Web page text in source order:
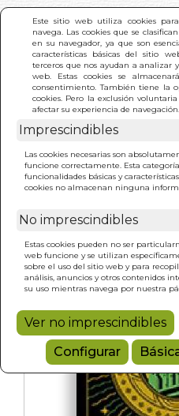
Este sitio web utiliza cookies
navega. Las cookies que se
en su navegador, ya que son
características básicas del sitio
terceros que nos ayudan a analizar
web. Estas cookies se
consentimiento. También tiene la
cookies. Pero la exclusión
afectar su experiencia de navegación.
Imprescindibles
Las cookies necesarias son
funcione correctamente. Esta
funcionalidades básicas y
cookies no almacenan ninguna
No imprescindibles
Estas cookies pueden no ser
web funcione y se utilizan
sobre el uso del sitio web y para
análisis, anuncios y otros contenidos
su uso mientras navega por nuestra
Ver no imprescindibles
Configurar
INICIO >